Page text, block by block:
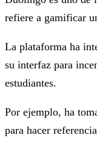
refiere a gamificar
La plataforma ha
su interfaz para
estudiantes.
Por ejemplo, ha
para hacer